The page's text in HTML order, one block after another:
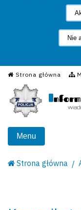
Nie
Strona główna
Menu
Strona główna